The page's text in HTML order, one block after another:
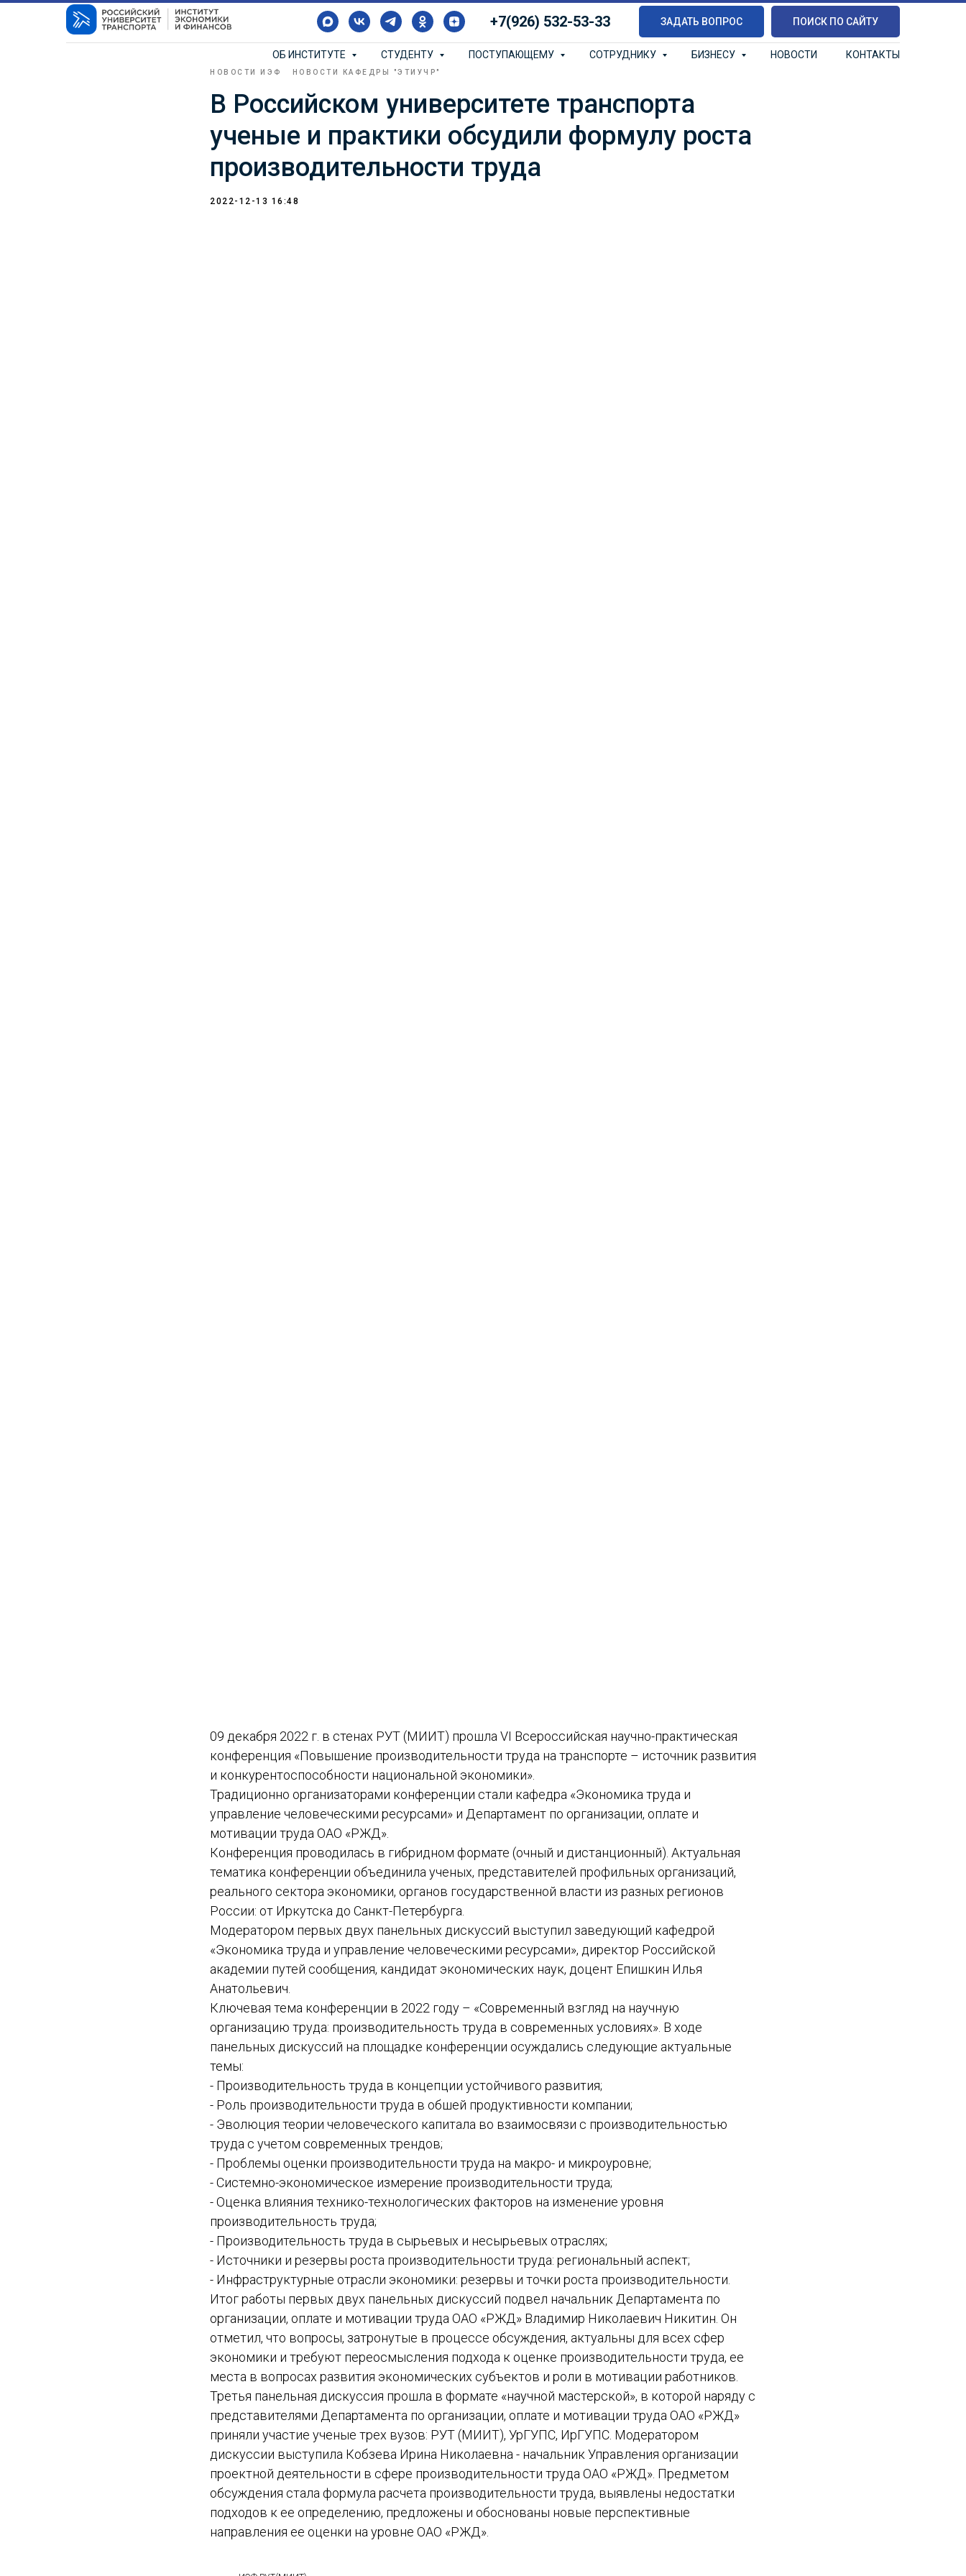
+7(926) 532-53-33 ЗАДАТЬ ВОПРОС ПОИСК ПО САЙТУ
ОБ ИНСТИТУТЕ СТУДЕНТУ ПОСТУПАЮЩЕМУ СОТРУДНИКУ БИЗНЕСУ НОВОСТИ КОНТАКТЫ
НОВОСТИ ИЭФ НОВОСТИ КАФЕДРЫ "ЭТИУЧР"
В Российском университете транспорта
ученые и практики обсудили формулу роста
производительности труда
2022-12-13 16:48
09 декабря 2022 г. в стенах РУТ (МИИТ) прошла VI Всероссийская научно-практическая
конференция «Повышение производительности труда на транспорте – источник развития
и конкурентоспособности национальной экономики».
Традиционно организаторами конференции стали кафедра «Экономика труда и
управление человеческими ресурсами» и Департамент по организации, оплате и
мотивации труда ОАО «РЖД».
Конференция проводилась в гибридном формате (очный и дистанционный). Актуальная
тематика конференции объединила ученых, представителей профильных организаций,
реального сектора экономики, органов государственной власти из разных регионов
России: от Иркутска до Санкт-Петербурга.
Модератором первых двух панельных дискуссий выступил заведующий кафедрой
«Экономика труда и управление человеческими ресурсами», директор Российской
академии путей сообщения, кандидат экономических наук, доцент Епишкин Илья
Анатольевич.
Ключевая тема конференции в 2022 году – «Современный взгляд на научную
организацию труда: производительность труда в современных условиях». В ходе
панельных дискуссий на площадке конференции осуждались следующие актуальные
темы:
- Производительность труда в концепции устойчивого развития;
- Роль производительности труда в обшей продуктивности компании;
- Эволюция теории человеческого капитала во взаимосвязи с производительностью
труда с учетом современных трендов;
- Проблемы оценки производительности труда на макро- и микроуровне;
- Системно-экономическое измерение производительности труда;
- Оценка влияния технико-технологических факторов на изменение уровня
производительность труда;
- Производительность труда в сырьевых и несырьевых отраслях;
- Источники и резервы роста производительности труда: региональный аспект;
- Инфраструктурные отрасли экономики: резервы и точки роста производительности.
Итог работы первых двух панельных дискуссий подвел начальник Департамента по
организации, оплате и мотивации труда ОАО «РЖД» Владимир Николаевич Никитин. Он
отметил, что вопросы, затронутые в процессе обсуждения, актуальны для всех сфер
экономики и требуют переосмысления подхода к оценке производительности труда, ее
места в вопросах развития экономических субъектов и роли в мотивации работников.
Третья панельная дискуссия прошла в формате «научной мастерской», в которой наряду с
представителями Департамента по организации, оплате и мотивации труда ОАО «РЖД»
приняли участие ученые трех вузов: РУТ (МИИТ), УрГУПС, ИрГУПС. Модератором
дискуссии выступила Кобзева Ирина Николаевна - начальник Управления организации
проектной деятельности в сфере производительности труда ОАО «РЖД». Предметом
обсуждения стала формула расчета производительности труда, выявлены недостатки
подходов к ее определению, предложены и обоснованы новые перспективные
направления ее оценки на уровне ОАО «РЖД».